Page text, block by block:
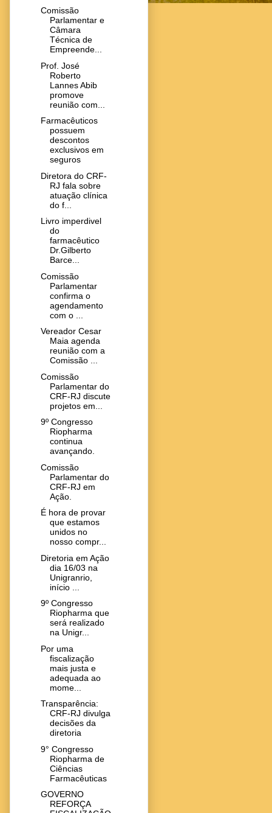
Comissão
Parlamentar e
Câmara
Técnica de
Empreende...
Prof. José
Roberto
Lannes Abib
promove
reunião com...
Farmacêuticos
possuem
descontos
exclusivos em
seguros
Diretora do CRF-
RJ fala sobre
atuação clínica
do f...
Livro imperdivel
do
farmacêutico
Dr.Gilberto
Barce...
Comissão
Parlamentar
confirma o
agendamento
com o ...
Vereador Cesar
Maia agenda
reunião com a
Comissão ...
Comissão
Parlamentar do
CRF-RJ discute
projetos em...
9º Congresso
Riopharma
continua
avançando.
Comissão
Parlamentar do
CRF-RJ em
Ação.
É hora de provar
que estamos
unidos no
nosso compr...
Diretoria em Ação
dia 16/03 na
Unigranrio,
início ...
9º Congresso
Riopharma que
será realizado
na Unigr...
Por uma
fiscalização
mais justa e
adequada ao
mome...
Transparência:
CRF-RJ divulga
decisões da
diretoria
9° Congresso
Riopharma de
Ciências
Farmacêuticas
GOVERNO
REFORÇA